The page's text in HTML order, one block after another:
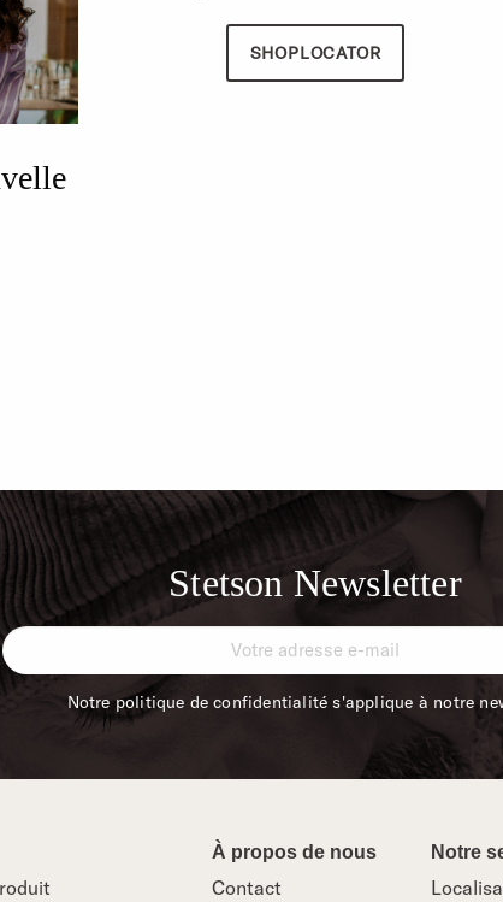
SHOPLOCATOR
Stetson Newsletter
Notre politique de confidentialité s'applique à notre
À propos de nous
Contact
Notre